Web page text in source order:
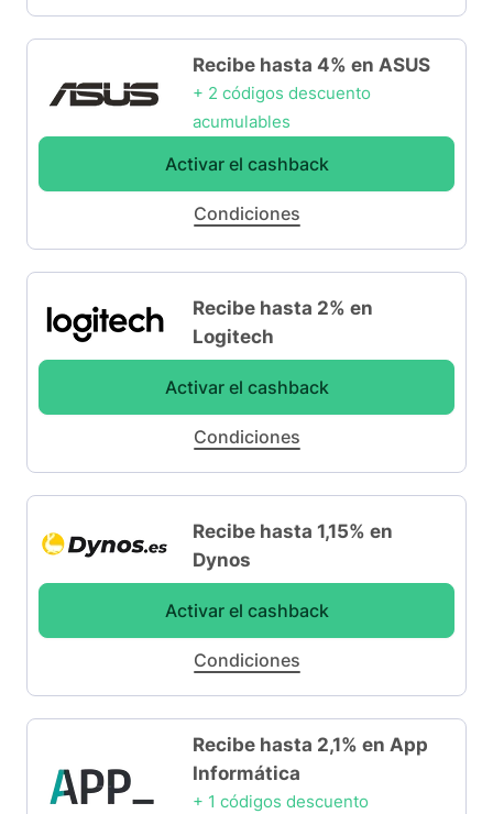
Recibe hasta 4% en ASUS
+ 2 códigos descuento
acumulables
Activar el cashback
Condiciones
Recibe hasta 2% en
Logitech
Activar el cashback
Condiciones
Recibe hasta 1,15% en
Dynos
Activar el cashback
Condiciones
Recibe hasta 2,1% en App
Informática
+ 1 códigos descuento